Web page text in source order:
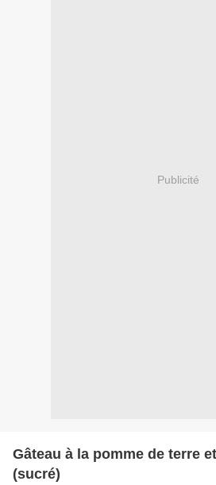
Publicité
Gâteau à la pomme de terre
(sucré)